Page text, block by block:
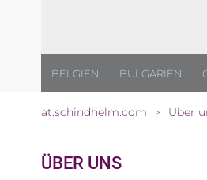
BELGIEN BULGARIEN
at.schindhelm.com > Über
ÜBER UNS